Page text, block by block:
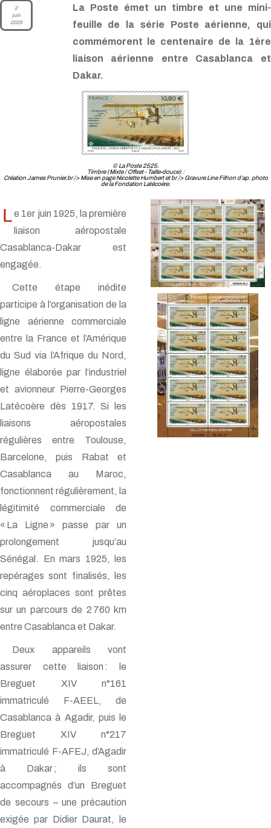
2
juin
2025
La Poste émet un timbre et une mini-
feuille de la série Poste aérienne, qui
commémorent le centenaire de la 1ère
liaison aérienne entre Casablanca et
Dakar.
© La Poste 2525.
Timbre (Mixte / Offset - Taille-douce) :
Création James Prunier,br /> Mise en page Nicolette Humbert et br /> Gravure Line Filhon d’ap. photo
de la Fondation Latécoère.
Le 1er juin 1925, la première
liaison aéropostale
Casablanca-Dakar est
engagée.
Cette étape inédite
participe à l’organisation de la
ligne aérienne commerciale
entre la France et l’Amérique
du Sud via l’Afrique du Nord,
ligne élaborée par l’industriel
et avionneur Pierre-Georges
Latécoère dès 1917. Si les
liaisons aéropostales
régulières entre Toulouse,
Barcelone, puis Rabat et
Casablanca au Maroc,
fonctionnent régulièrement, la
légitimité commerciale de
« La Ligne » passe par un
prolongement jusqu’au
Sénégal. En mars 1925, les
repérages sont finalisés, les
cinq aéroplaces sont prêtes
sur un parcours de 2 760 km
entre Casablanca et Dakar.
Deux appareils vont
assurer cette liaison : le
Breguet XIV n°161
immatriculé F-AEEL, de
Casablanca à Agadir, puis le
Breguet XIV n°217
immatriculé F-AFEJ, d’Agadir
à Dakar ; ils sont
accompagnés d’un Breguet
de secours – une précaution
exigée par Didier Daurat, le